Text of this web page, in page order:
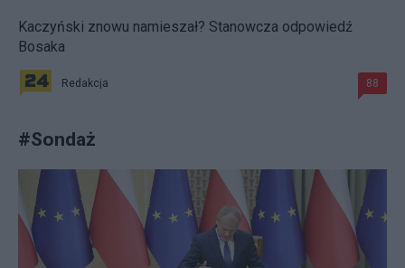
Kaczyński znowu namieszał? Stanowcza odpowiedź
Bosaka
Redakcja 88
#Sondaż